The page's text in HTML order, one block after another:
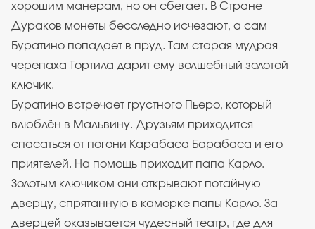
хорошим манерам, но он сбегает. В Стране
Дураков монеты бесследно исчезают, а сам
Буратино попадает в пруд. Там старая мудрая
черепаха Тортила дарит ему волшебный золотой
ключик.
Буратино встречает грустного Пьеро, который
влюблён в Мальвину. Друзьям приходится
спасаться от погони Карабаса Барабаса и его
приятелей. На помощь приходит папа Карло.
Золотым ключиком они открывают потайную
дверцу, спрятанную в каморке папы Карло. За
дверцей оказывается чудесный театр, где для